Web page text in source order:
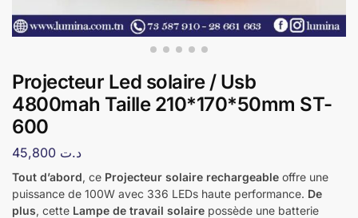
Projecteur Led solaire / Usb
4800mah Taille 210*170*50mm ST-
600
د.ت
Tout d’abord, ce Projecteur solaire rechargeable offre une
puissance de 100W avec 336 LEDs haute performance. De
plus, cette Lampe de travail solaire possède une batterie